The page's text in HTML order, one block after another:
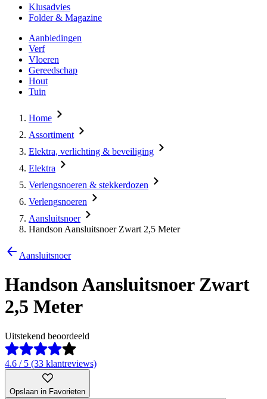
Klusadvies
Folder & Magazine
Aanbiedingen
Verf
Vloeren
Gereedschap
Hout
Tuin
Home
Assortiment
Elektra, verlichting & beveiliging
Elektra
Verlengsnoeren & stekkerdozen
Verlengsnoeren
Aansluitsnoer
Handson Aansluitsnoer Zwart 2,5 Meter
Aansluitsnoer
Handson Aansluitsnoer Zwart
2,5 Meter
Uitstekend beoordeeld
4.6 / 5 (33 klantreviews)
Opslaan in Favorieten